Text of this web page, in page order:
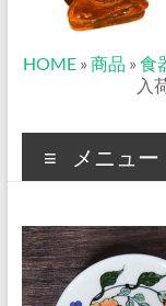
皿
敷
の
住
人
HOME » 商品 » 食
入
メニュー